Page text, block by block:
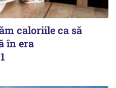
caloriile ca să
în era